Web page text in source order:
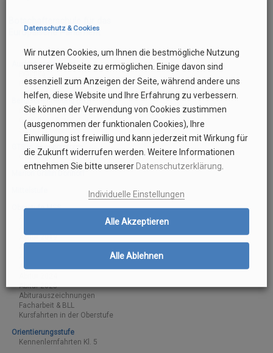
Europäische Parlament
Ausbildungsschule
Referendariat
Berufsorientierung (BO)
Bundesagentur für Arbeit – Frau Wischnjak
Girls‘ day / Boys‘ day
Stark ins Leben
GTS in Angebotsform
GTS in Angebotsform
Oberstufe MSS
Abitur 2019
Abitur 2020
Abitur 2022
Abitur 2025
Abiturauszeichnungen
Facharbeit & BLL
Kursfahrten in der Oberstufe
Orientierungsstufe
Kennenlernfahrten Kl. 5
Datenschutz & Cookies
Wir nutzen Cookies, um Ihnen die bestmögliche Nutzung
unserer Webseite zu ermöglichen. Einige davon sind
essenziell zum Anzeigen der Seite, während andere uns
helfen, diese Website und Ihre Erfahrung zu verbessern.
Sie können der Verwendung von Cookies zustimmen
(ausgenommen der funktionalen Cookies), Ihre
Einwilligung ist freiwillig und kann jederzeit mit Wirkung für
die Zukunft widerrufen werden. Weitere Informationen
entnehmen Sie bitte unserer Datenschutzerklärung.
Individuelle Einstellungen
Alle Akzeptieren
Alle Ablehnen